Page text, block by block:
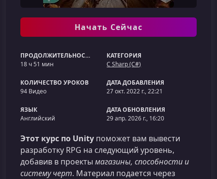
Начать Сейчас
ПРОДОЛЖИТЕЛЬНОСТЬ
18 ч 51 мин
КАТЕГОРИЯ
C Sharp (C#)
КОЛИЧЕСТВО УРОКОВ
94 Видео
ДАТА ДОБАВЛЕНИЯ
27 окт. 2022 г., 22:21
ЯЗЫК
Английский
ДАТА ОБНОВЛЕНИЯ
29 апр. 2026 г., 16:20
Этот курс по Unity поможет вам вывести
разработку RPG на следующий уровень,
добавив в проекты магазины, способности и
систему черт. Материал подается через